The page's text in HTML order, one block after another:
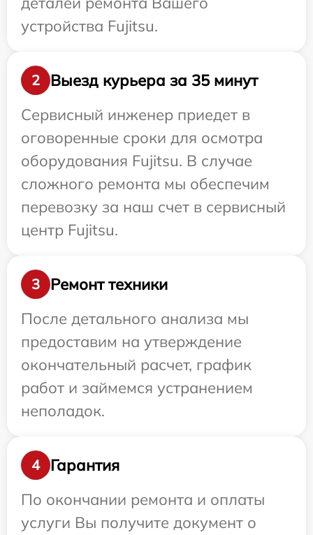
устройства Fujitsu.
2
Выезд курьера за 35 минут
Сервисный инженер приедет в
оговоренные сроки для осмотра
оборудования Fujitsu. В случае
сложного ремонта мы обеспечим
перевозку за наш счет в сервисный
центр Fujitsu.
3
Ремонт техники
После детального анализа мы
предоставим на утверждение
окончательный расчет, график
работ и займемся устранением
неполадок.
4
Гарантия
По окончании ремонта и оплаты
услуги Вы получите документ о